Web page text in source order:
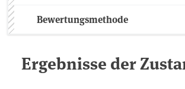
Bewertungsmethode
Ergebnisse der